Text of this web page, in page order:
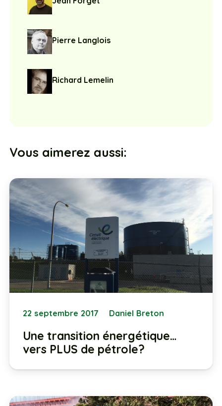
Pierre Langlois
Richard Lemelin
22 septembre 2017 Daniel Breton
vers PLUS de pétrole?